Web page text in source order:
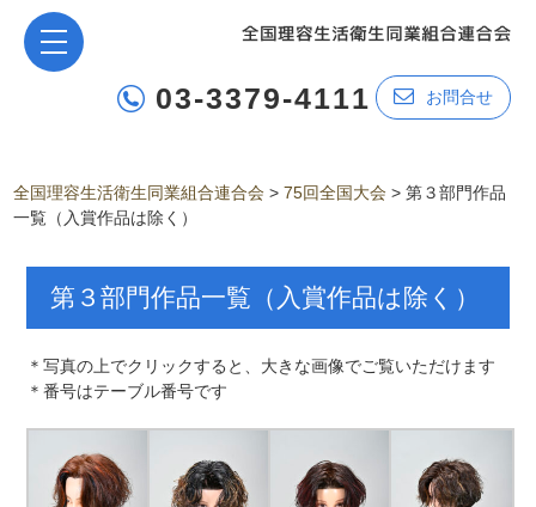
03-3379-4111 お問合せ
全国理容生活衛生同業組合連合会 >75回全国大会 >第３部門作品
一覧（入賞作品は除く）
第３部門作品一覧（入賞作品は除く）
＊写真の上でクリックすると、大きな画像でご覧いただけます
＊番号はテーブル番号です